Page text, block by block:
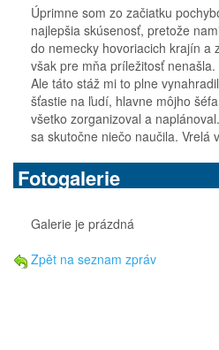
Úprimne som zo začiatku
najlepšia skúsenosť, pretože
do nemecky hovoriacich krajín a
však pre mňa príležitosť nenašla.
Ale táto stáž mi to plne
šťastie na ľudí, hlavne môjho
všetko zorganizoval a
sa skutočne niečo naučila. Vrelá
Fotogalerie
Galerie je prázdná
Zpět na seznam zpráv